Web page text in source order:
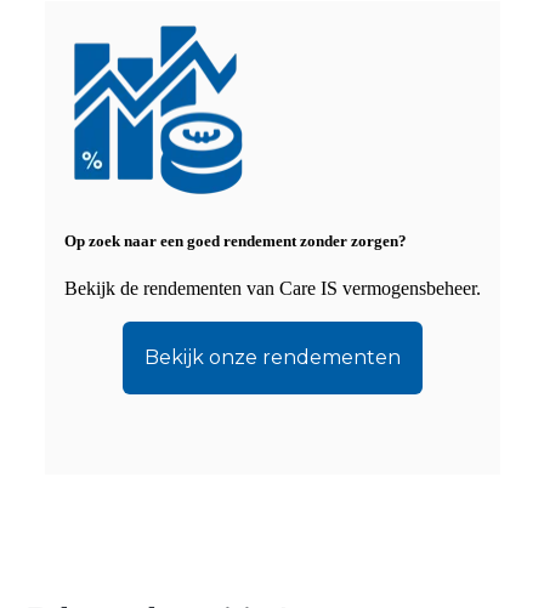
Op zoek naar een goed rendement zonder zorgen?
Bekijk de rendementen van Care IS vermogensbeheer.
Bekijk onze rendementen